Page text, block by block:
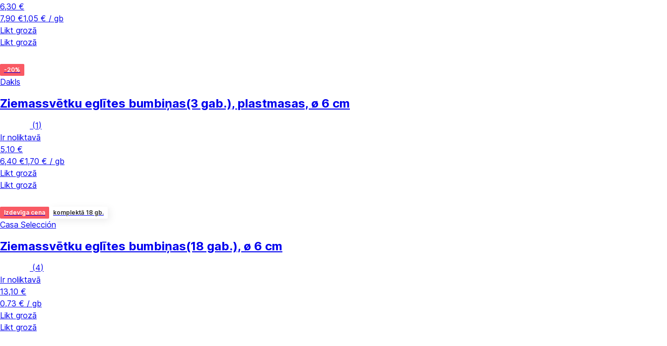
6,30 €
7,90 €1,05 € / gb
Likt grozā
Likt grozā
-20%
Dakls
Ziemassvētku eglītes bumbiņas(3 gab.), plastmasas, ø 6 cm
(1)
Ir noliktavā
5,10 €
6,40 €1,70 € / gb
Likt grozā
Likt grozā
Izdevīga cena komplektā 18 gb.
Casa Selección
Ziemassvētku eglītes bumbiņas(18 gab.), ø 6 cm
(4)
Ir noliktavā
13,10 €
0,73 € / gb
Likt grozā
Likt grozā